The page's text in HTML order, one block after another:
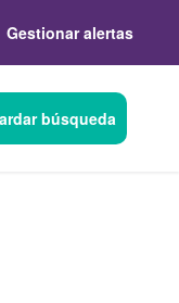
Gestionar alertas
búsqueda